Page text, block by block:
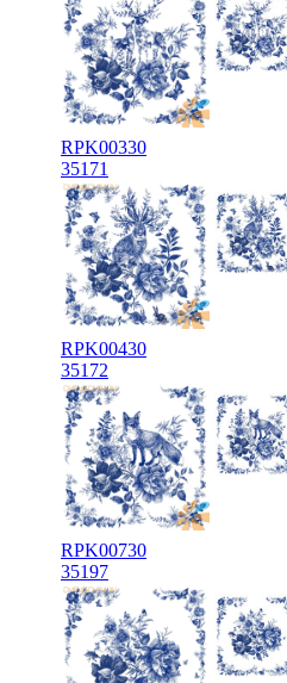
RPK00330
35171
RPK00430
35172
RPK00730
35197